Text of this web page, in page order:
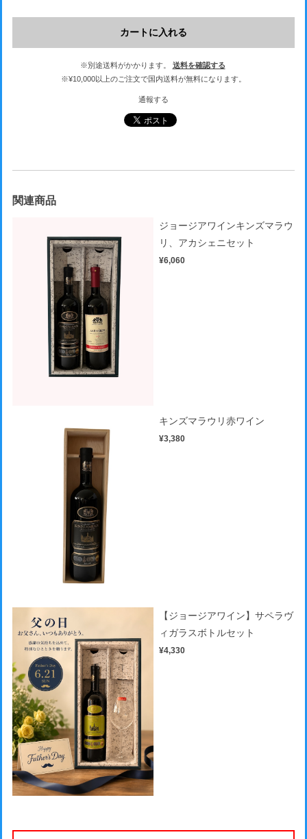
カートに入れる
※別途送料がかかります。
送料を確認する
※¥10,000以上のご注文で国内送料が無料になります。
通報する
関連商品
ジョージアワインキンズマラウ
リ、アカシェニセット
¥6,060
キンズマラウリ赤ワイン
¥3,380
【ジョージアワイン】サペラヴ
ィガラスボトルセット
¥4,330